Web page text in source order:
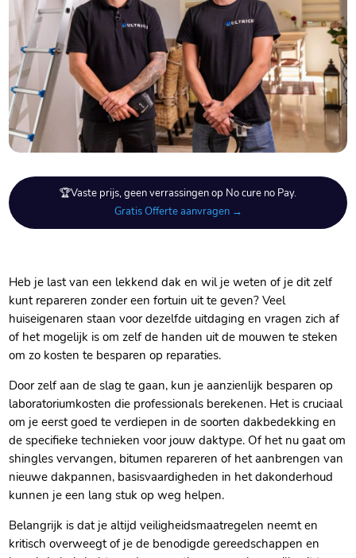
🏆Vaste prijs, geen verrassingen op No cure no Pay.
Gratis Offerte aanvragen →
Heb je last van een lekkend dak en wil je weten of je dit zelf
kunt repareren zonder een fortuin uit te geven? Veel
huiseigenaren staan voor dezelfde uitdaging en vragen zich af
of het mogelijk is om zelf de handen uit de mouwen te steken
om zo kosten te besparen op reparaties.​
Door zelf aan de slag te gaan, kun je aanzienlijk besparen op
laboratoriumkosten die professionals berekenen.​ Het is cruciaal
om je eerst goed te verdiepen in de soorten dakbedekking en
de specifieke technieken voor jouw daktype.​ Of het nu gaat om
shingles vervangen, bitumen repareren of het aanbrengen van
nieuwe dakpannen, basisvaardigheden in het dakonderhoud
kunnen je een lang stuk op weg helpen.​
Belangrijk is dat je altijd veiligheidsmaatregelen neemt en
kritisch overweegt of je de benodigde gereedschappen en